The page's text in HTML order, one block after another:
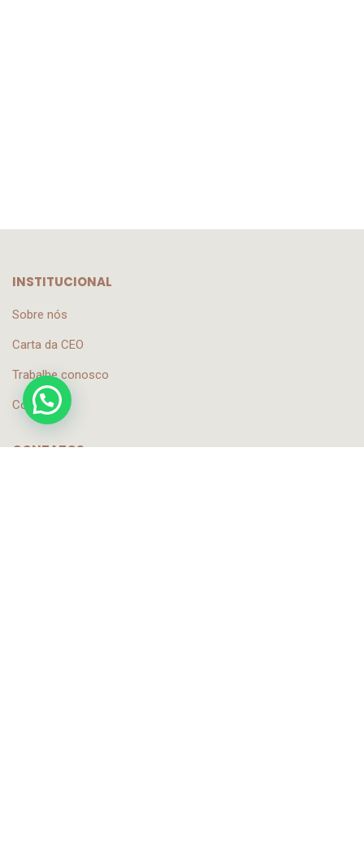
INSTITUCIONAL
Sobre nós
Carta da CEO
Trabalhe conosco
Contato
CONTATOS